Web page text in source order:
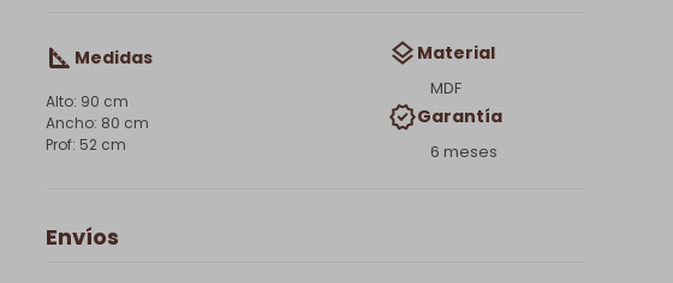
Medidas
90 cm
80 cm
52 cm
Material
MDF
Garantía
6 meses
Envíos